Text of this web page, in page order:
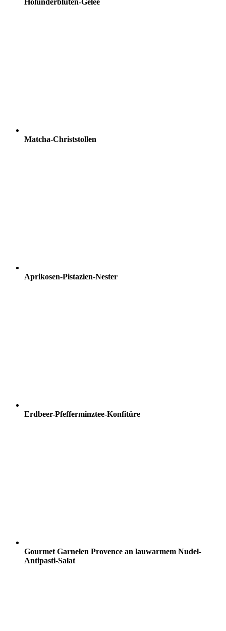
Holunderblüten-Gelee
Matcha-Christstollen
Aprikosen-Pistazien-Nester
Erdbeer-Pfefferminztee-Konfitüre
Gourmet Garnelen Provence an lauwarmem Nudel-
Antipasti-Salat